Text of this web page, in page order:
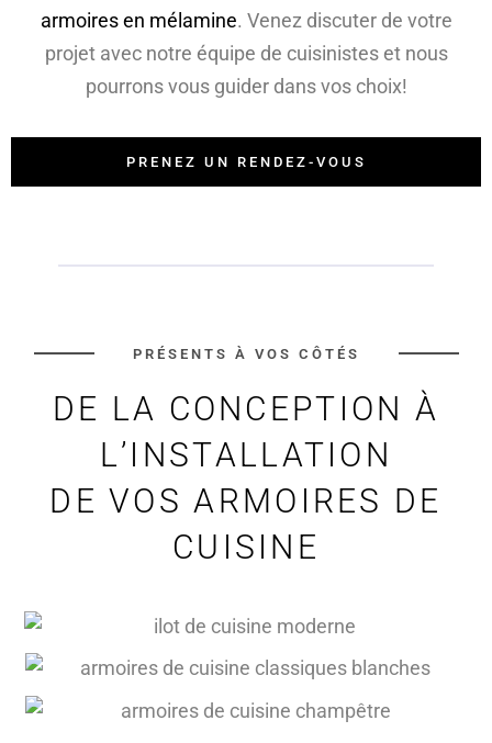
armoires en mélamine. Venez discuter de votre
projet avec notre équipe de cuisinistes et nous
pourrons vous guider dans vos choix!
PRENEZ UN RENDEZ-VOUS
PRÉSENTS À VOS CÔTÉS
DE LA CONCEPTION À
L’INSTALLATION
DE VOS ARMOIRES DE
CUISINE